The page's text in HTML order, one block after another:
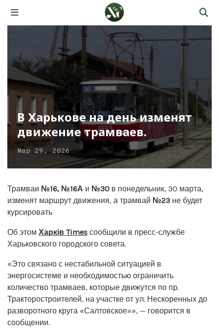
В Харькове на день изменят
движение трамваев.
Мар 29, 2026
Трамваи №16, №16А и №30 в понедельник, 30 марта,
изменят маршрут движения, а трамвай №23 не будет
курсировать
Об этом Харків Times сообщили в пресс-службе
Харьковского городского совета.
«Это связано с нестабильной ситуацией в
энергосистеме и необходимостью ограничить
количество трамваев, которые движутся по пр.
Тракторостроителей, на участке от ул. Нескоренных до
разворотного круга «Салтовское»», — говорится в
сообщении.